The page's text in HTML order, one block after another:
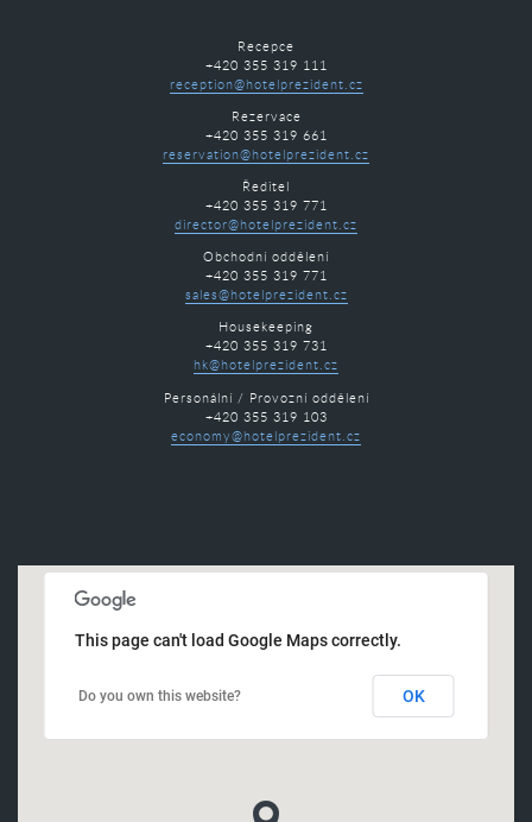
Recepce
+420 355 319 111
reception@hotelprezident.cz
Rezervace
+420 355 319 661
reservation@hotelprezident.cz
Ředitel
+420 355 319 771
director@hotelprezident.cz
Obchodní oddělení
+420 355 319 771
sales@hotelprezident.cz
Housekeeping
+420 355 319 731
hk@hotelprezident.cz
Personální / Provozní oddělení
+420 355 319 103
economy@hotelprezident.cz
This page can't load Google Maps correctly.
Do you own this website? OK